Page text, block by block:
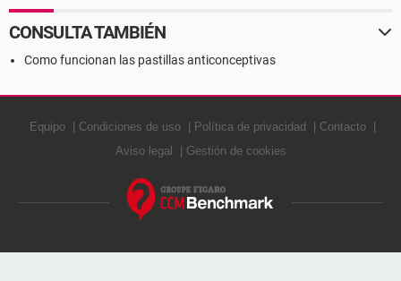
CONSULTA TAMBIÉN
Como funcionan las pastillas anticonceptivas
Equipo Condiciones de uso Política de privacidad
Contacto
Aviso legal
Gestión de cookies